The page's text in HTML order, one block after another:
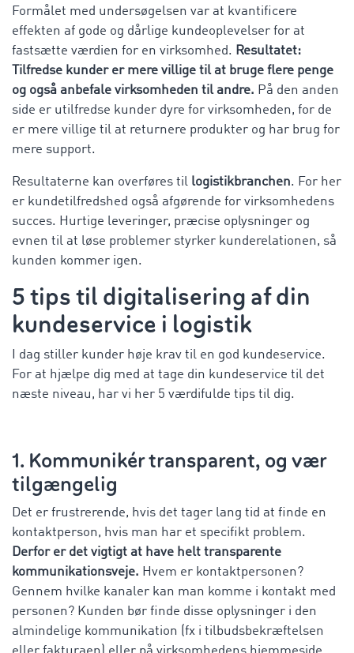
Formålet med undersøgelsen var at kvantificere
effekten af gode og dårlige kundeoplevelser for at
fastsætte værdien for en virksomhed. Resultatet:
Tilfredse kunder er mere villige til at bruge flere penge
og også anbefale virksomheden til andre. På den anden
side er utilfredse kunder dyre for virksomheden, for de
er mere villige til at returnere produkter og har brug for
mere support.
Resultaterne kan overføres til logistikbranchen. For her
er kundetilfredshed også afgørende for virksomhedens
succes. Hurtige leveringer, præcise oplysninger og
evnen til at løse problemer styrker kunderelationen, så
kunden kommer igen.
5 tips til digitalisering af din
kundeservice i logistik
I dag stiller kunder høje krav til en god kundeservice.
For at hjælpe dig med at tage din kundeservice til det
næste niveau, har vi her 5 værdifulde tips til dig.
1. Kommunikér transparent, og vær
tilgængelig
Det er frustrerende, hvis det tager lang tid at finde en
kontaktperson, hvis man har et specifikt problem.
Derfor er det vigtigt at have helt transparente
kommunikationsveje. Hvem er kontaktpersonen?
Gennem hvilke kanaler kan man komme i kontakt med
personen? Kunden bør finde disse oplysninger i den
almindelige kommunikation (fx i tilbudsbekræftelsen